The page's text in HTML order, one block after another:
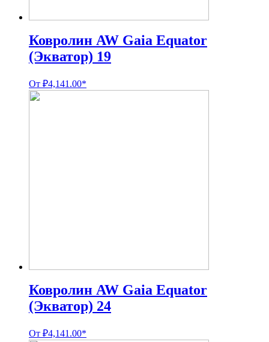
Ковролин AW Gaia Equator
(Экватор) 19
От ₽4,141.00*
Ковролин AW Gaia Equator
(Экватор) 24
От ₽4,141.00*